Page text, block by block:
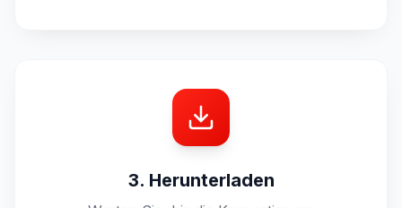
3. Herunterladen